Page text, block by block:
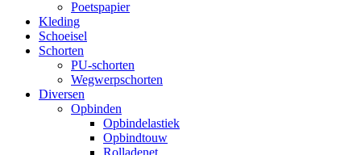
Poetspapier
Kleding
Schoeisel
Schorten
PU-schorten
Wegwerpschorten
Diversen
Opbinden
Opbindelastiek
Opbindtouw